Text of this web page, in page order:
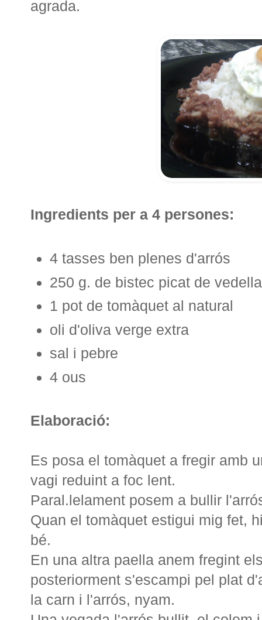
agrada.
Ingredients per a 4 persones:
4 tasses ben plenes d'arrós
250 g. de bistec picat de vedella
1 pot de tomàquet al natural
oli d'oliva verge extra
sal i pebre
4 ous
Elaboració:
Es posa el tomàquet a fregir amb
vagi reduint a foc lent.
Paral.lelament posem a bullir
Quan el tomàquet estigui mig fet,
bé.
En una altra paella anem fregint
posteriorment s'escampi pel plat
la carn i l'arrós, nyam.